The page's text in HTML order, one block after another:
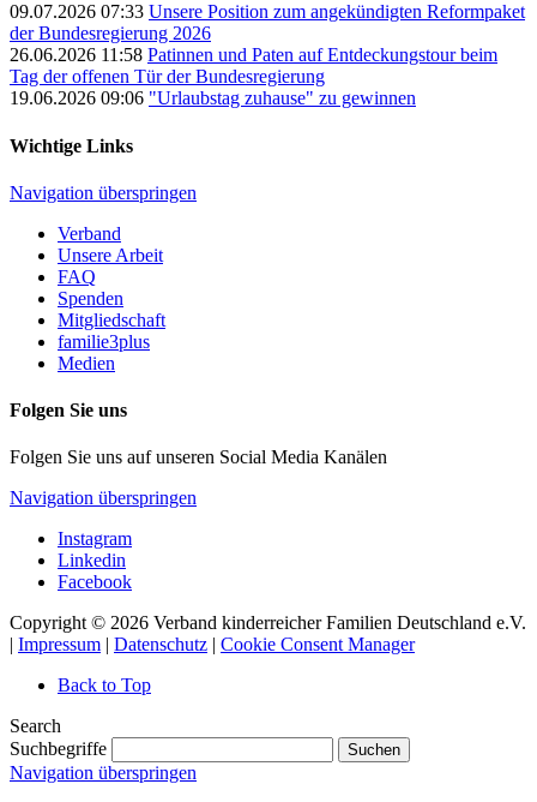
09.07.2026 07:33 Unsere Position zum angekündigten Reformpaket
der Bundesregierung 2026
26.06.2026 11:58 Patinnen und Paten auf Entdeckungstour beim
Tag der offenen Tür der Bundesregierung
19.06.2026 09:06 "Urlaubstag zuhause" zu gewinnen
Wichtige Links
Navigation überspringen
Verband
Unsere Arbeit
FAQ
Spenden
Mitgliedschaft
familie3plus
Medien
Folgen Sie uns
Folgen Sie uns auf unseren Social Media Kanälen
Navigation überspringen
Instagram
Linkedin
Facebook
Copyright © 2026 Verband kinderreicher Familien Deutschland e.V.
| Impressum | Datenschutz | Cookie Consent Manager
Back to Top
Search
Suchbegriffe
Suchen
Navigation überspringen